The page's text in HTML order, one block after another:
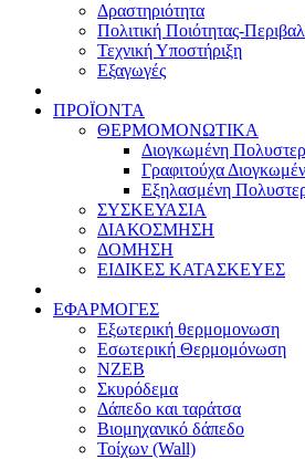
Δραστηριότητα
Πολιτική Ποιότητας-
Τεχνική Υποστήριξη
Εξαγωγές
ΠΡΟΪΟΝΤΑ
ΘΕΡΜΟΜΟΝΩΤΙΚΑ
Διογκωμένη
Γραφιτούχα
Εξηλασμένη
ΣΥΣΚΕΥΑΣΙΑ
ΔΙΑΚΟΣΜΗΣΗ
ΔΟΜΗΣΗ
ΕΙΔΙΚΕΣ ΚΑΤΑΣΚΕΥΕΣ
ΕΦΑΡΜΟΓΕΣ
Eξωτερική θερμομονωση
Εσωτερική Θερμομόνωση
ΝΖΕΒ
Σκυρόδεμα
Δάπεδο και ταράτσα
Βιομηχανικό δάπεδο
Τοίχων (Wall)